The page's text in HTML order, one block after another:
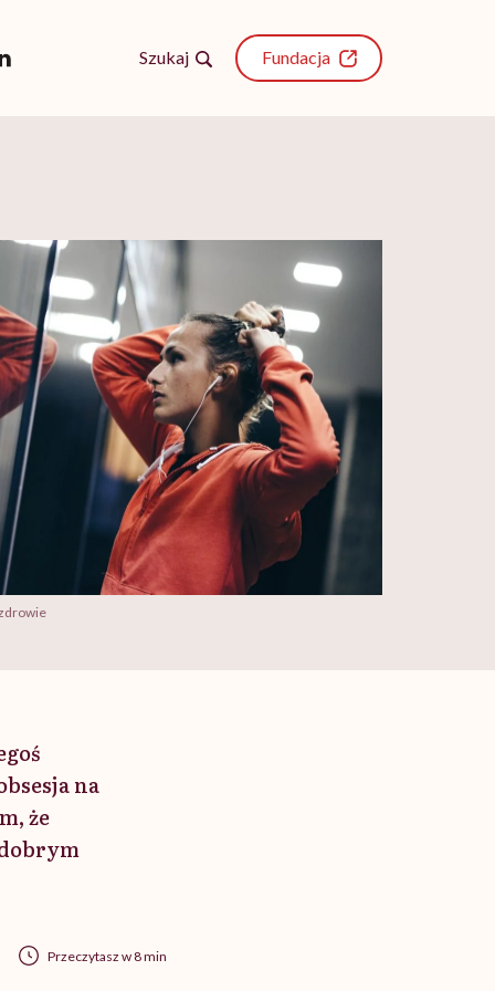
Szukaj Fundacja
na
że
Przeczytasz w 8 min